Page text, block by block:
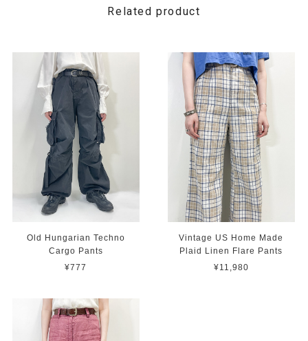
Related product
Old Hungarian Techno
Cargo Pants
¥777
Vintage US Home Made
Plaid Linen Flare Pants
¥11,980